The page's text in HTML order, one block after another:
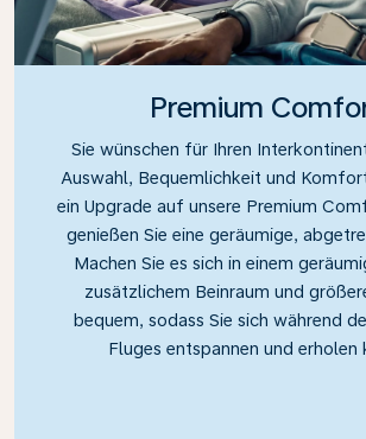
Premium
Sie wünschen für Ihren
Auswahl, Bequemlichkeit und
ein Upgrade auf unsere Premium
genießen Sie eine geräumige,
Machen Sie es sich in einem
zusätzlichem Beinraum und
bequem, sodass Sie sich während
Fluges entspannen und erholen